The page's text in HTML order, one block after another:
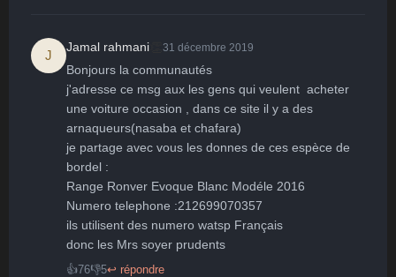
J
Jamal rahmani 31 décembre 2019
Bonjours la communautés
j'adresse ce msg aux les gens qui veulent  acheter
une voiture occasion , dans ce site il y a des
arnaqueurs(nasaba et chafara)
je partage avec vous les donnes de ces espèce de
bordel :
Range Ronver Evoque Blanc Modéle 2016
Numero telephone :212699070357
ils utilisent des numero watsp Français
👍76👎5↩ répondre